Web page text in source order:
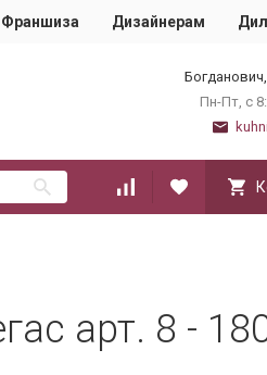
Франшиза Дизайнерам
Пн-Пт, с
арт. 8 -